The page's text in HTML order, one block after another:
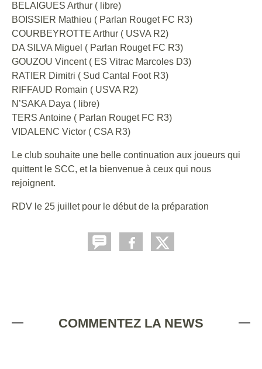
BELAIGUES Arthur ( libre)
BOISSIER Mathieu ( Parlan Rouget FC R3)
COURBEYROTTE Arthur ( USVA R2)
DA SILVA Miguel ( Parlan Rouget FC R3)
GOUZOU Vincent ( ES Vitrac Marcoles D3)
RATIER Dimitri ( Sud Cantal Foot R3)
RIFFAUD Romain ( USVA R2)
N’SAKA Daya ( libre)
TERS Antoine ( Parlan Rouget FC R3)
VIDALENC Victor ( CSA R3)
Le club souhaite une belle continuation aux joueurs qui
quittent le SCC, et la bienvenue à ceux qui nous
rejoignent.
RDV le 25 juillet pour le début de la préparation
COMMENTEZ LA NEWS